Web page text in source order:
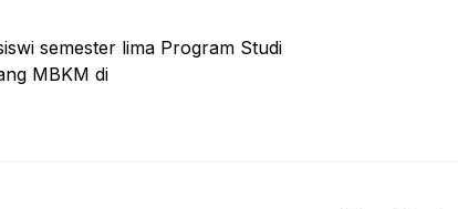
semester lima Program Studi
MBKM di